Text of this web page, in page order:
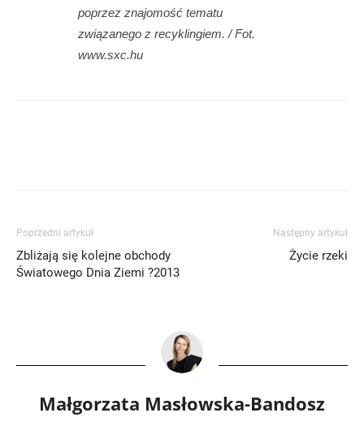
poprzez znajomość tematu
związanego z recyklingiem. / Fot.
www.sxc.hu
Poprzedni artykuł
Zbliżają się kolejne obchody
Światowego Dnia Ziemi ?2013
Następny artykuł
Życie rzeki
Małgorzata Masłowska-Bandosz